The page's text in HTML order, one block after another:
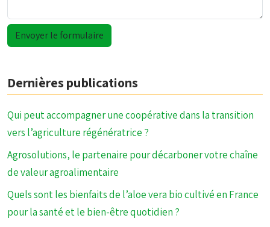
Dernières publications
Qui peut accompagner une coopérative dans la transition
vers l’agriculture régénératrice ?
Agrosolutions, le partenaire pour décarboner votre chaîne
de valeur agroalimentaire
Quels sont les bienfaits de l’aloe vera bio cultivé en France
pour la santé et le bien-être quotidien ?